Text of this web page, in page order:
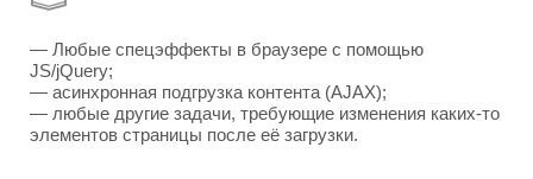
— Любые спецэффекты в браузере с помощью
JS/jQuery;
— асинхронная подгрузка контента (AJAX);
— любые другие задачи, требующие изменения каких-то
элементов страницы после её загрузки.